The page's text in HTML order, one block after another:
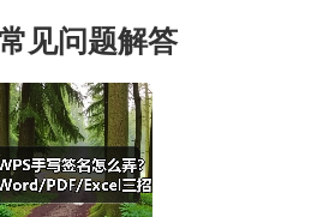
见问题解答